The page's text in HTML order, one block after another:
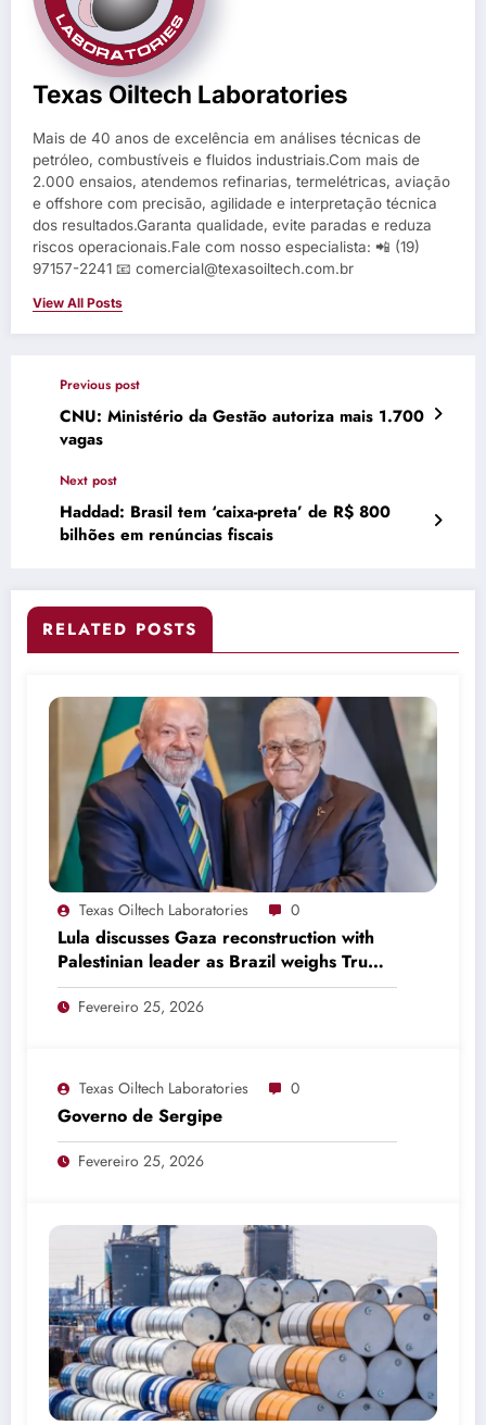
Texas Oiltech Laboratories
Mais de 40 anos de excelência em análises técnicas de
petróleo, combustíveis e fluidos industriais.Com mais de
2.000 ensaios, atendemos refinarias, termelétricas, aviação
e offshore com precisão, agilidade e interpretação técnica
dos resultados.Garanta qualidade, evite paradas e reduza
riscos operacionais.Fale com nosso especialista: 📲 (19)
97157-2241 📧 comercial@texasoiltech.com.br
View All Posts
Previous post
CNU: Ministério da Gestão autoriza mais 1.700
vagas
Next post
Haddad: Brasil tem ‘caixa-preta’ de R$ 800
bilhões em renúncias fiscais
RELATED POSTS
Texas Oiltech Laboratories 0
Lula discusses Gaza reconstruction with
Palestinian leader as Brazil weighs Trump
invitation
Fevereiro 25, 2026
Texas Oiltech Laboratories 0
Governo de Sergipe
Fevereiro 25, 2026